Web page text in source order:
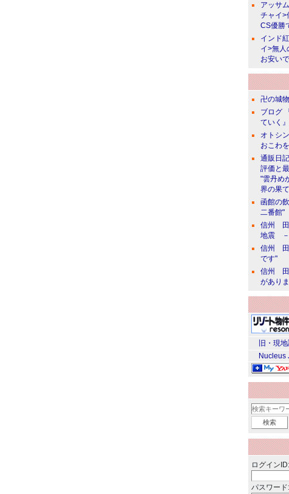
アッサ
チャイ>
CS優勝
インド
イ>無人
お安い
卍の城
ブログ
ていく
オトシ
おこわ
通販日
評価と
"雲丹め
界の果
函館の
二番館"
信州 田
地震 －
信州 田
です"
信州 田
があり
旧・現地
Nucleus
ログインID:
パスワード: